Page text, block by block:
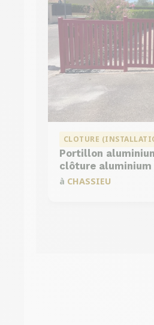
CLOTURE
Portillon
clôture
à CHASSIEU